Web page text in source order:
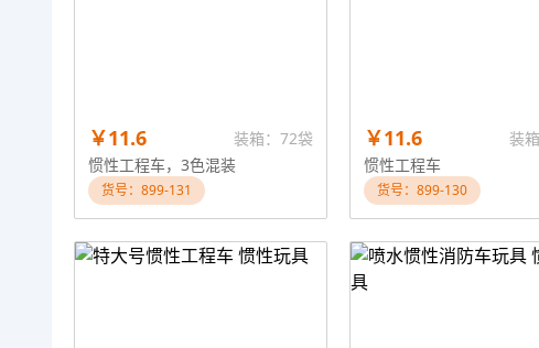
￥11.6
装箱：72袋
惯性工程车，3色混装
货号：899-131
￥11.6
装
惯性工程车
货号：899-130